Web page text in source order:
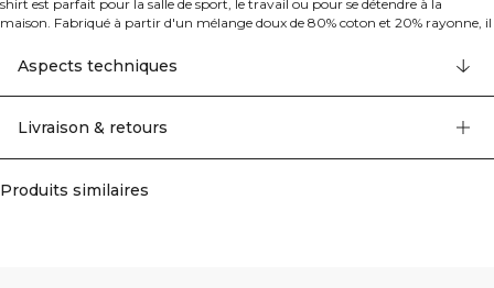
shirt est parfait pour la salle de sport, le travail ou pour se détendre à la
maison. Fabriqué à partir d'un mélange doux de 80% coton et 20% rayonne, il
confortable.
Aspects techniques
Livraison & retours
Produits similaires